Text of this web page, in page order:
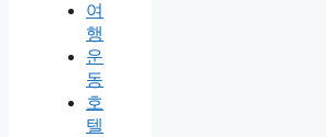
여
행
운
동
호
텔